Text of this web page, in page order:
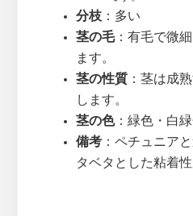
分枝：多い
茎の毛：有毛で微
ます。
茎の性質：茎は成
します。
茎の色：緑色・白
備考：ペチュニア
タベタとした粘着性